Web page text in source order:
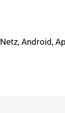
Netz,Android,